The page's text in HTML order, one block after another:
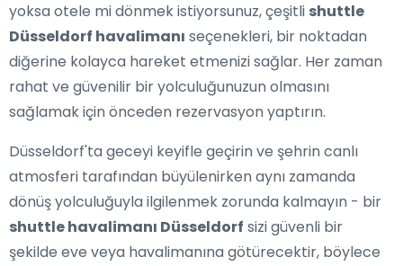
yoksa otele mi dönmek istiyorsunuz, çeşitli shuttle
Düsseldorf havalimanı seçenekleri, bir noktadan
diğerine kolayca hareket etmenizi sağlar. Her zaman
rahat ve güvenilir bir yolculuğunuzun olmasını
sağlamak için önceden rezervasyon yaptırın.
Düsseldorf'ta geceyi keyifle geçirin ve şehrin canlı
atmosferi tarafından büyülenirken aynı zamanda
dönüş yolculuğuyla ilgilenmek zorunda kalmayın - bir
shuttle havalimanı Düsseldorf sizi güvenli bir
şekilde eve veya havalimanına götürecektir, böylece